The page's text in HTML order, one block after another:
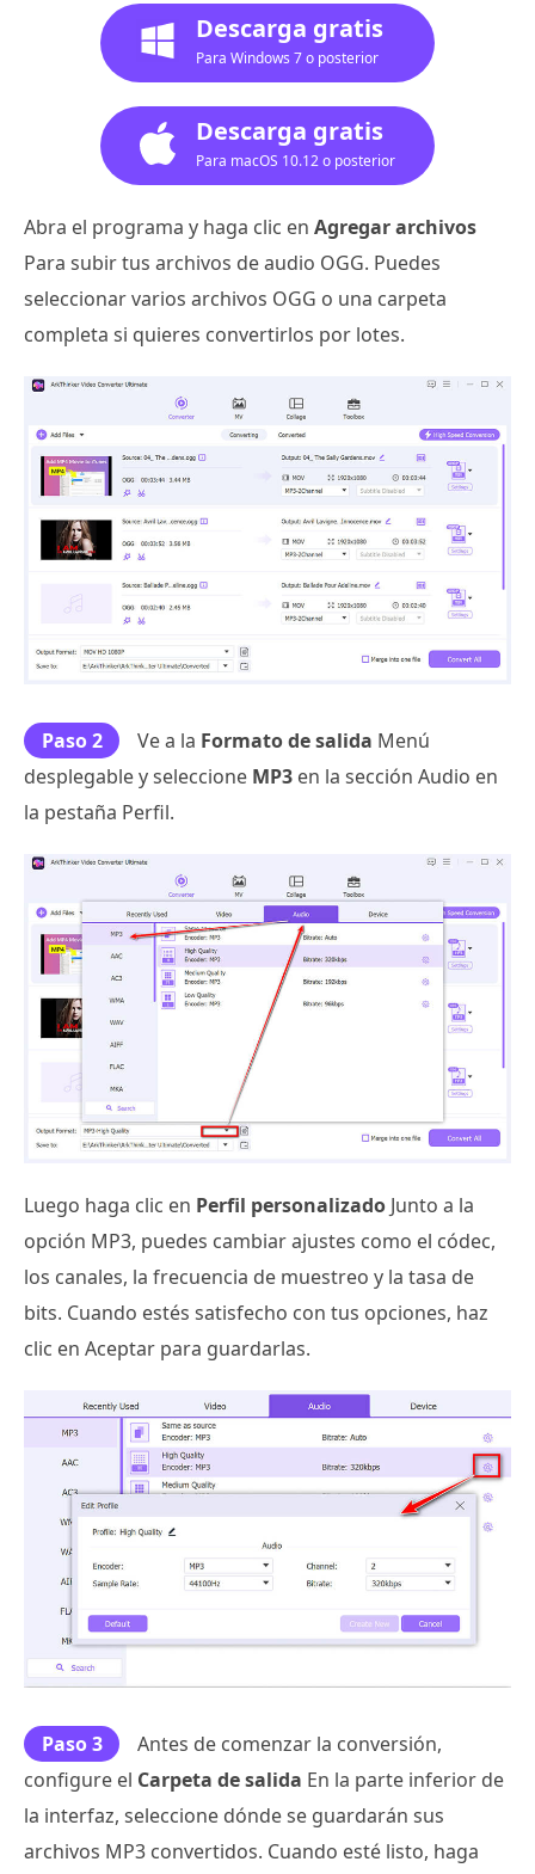
Descarga gratis
Para Windows 7 o posterior
Descarga gratis
Para macOS 10.12 o posterior
Abra el programa y haga clic en Agregar archivos
Para subir tus archivos de audio OGG. Puedes
seleccionar varios archivos OGG o una carpeta
completa si quieres convertirlos por lotes.
Paso 2 Ve a la Formato de salida Menú
desplegable y seleccione MP3 en la sección Audio en
la pestaña Perfil.
Luego haga clic en Perfil personalizado Junto a la
opción MP3, puedes cambiar ajustes como el códec,
los canales, la frecuencia de muestreo y la tasa de
bits. Cuando estés satisfecho con tus opciones, haz
clic en Aceptar para guardarlas.
Paso 3
Antes de comenzar la conversión,
configure el Carpeta de salida En la parte inferior de
la interfaz, seleccione dónde se guardarán sus
archivos MP3 convertidos. Cuando esté listo, haga